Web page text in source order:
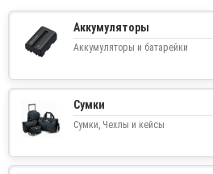
Аккумуляторы
Аккумуляторы и батарейки
Сумки
Сумки, Чехлы и кейсы